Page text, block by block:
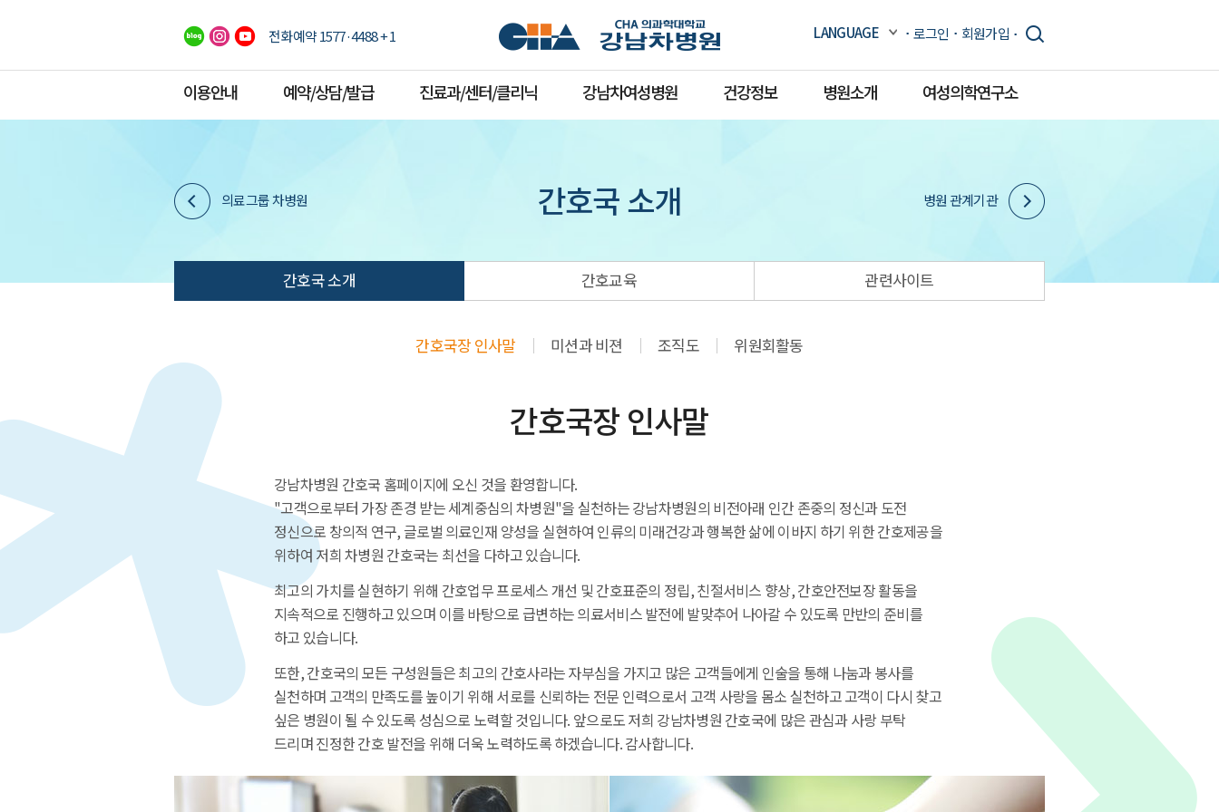
전화예약 1577·4488 + 1 LANGUAGE 로그인 회원가입
이용안내 예약/상담/발급 진료과/센터/클리닉 강남차여성병원 건강정보 병원소개 여성의학연구소
의료그룹 차병원 간호국 소개 병원 관계기관
간호국 소개 간호교육 관련사이트
간호국장 인사말 미션과 비젼 조직도 위원회활동
간호국장 인사말
강남차병원 간호국 홈페이지에 오신 것을 환영합니다.
"고객으로부터 가장 존경 받는 세계중심의 차병원"을 실천하는 강남차병원의 비전아래 인간 존중의 정신과 도전
정신으로 창의적 연구, 글로벌 의료인재 양성을 실현하여 인류의 미래건강과 행복한 삶에 이바지 하기 위한 간호제공을
위하여 저희 차병원 간호국는 최선을 다하고 있습니다.
최고의 가치를 실현하기 위해 간호업무 프로세스 개선 및 간호표준의 정립, 친절서비스 향상, 간호안전보장 활동을
지속적으로 진행하고 있으며 이를 바탕으로 급변하는 의료서비스 발전에 발맞추어 나아갈 수 있도록 만반의 준비를
하고 있습니다.
또한, 간호국의 모든 구성원들은 최고의 간호사라는 자부심을 가지고 많은 고객들에게 인술을 통해 나눔과 봉사를
실천하며 고객의 만족도를 높이기 위해 서로를 신뢰하는 전문 인력으로서 고객 사랑을 몸소 실천하고 고객이 다시 찾고
싶은 병원이 될 수 있도록 성심으로 노력할 것입니다. 앞으로도 저희 강남차병원 간호국에 많은 관심과 사랑 부탁
드리며 진정한 간호 발전을 위해 더욱 노력하도록 하겠습니다. 감사합니다.